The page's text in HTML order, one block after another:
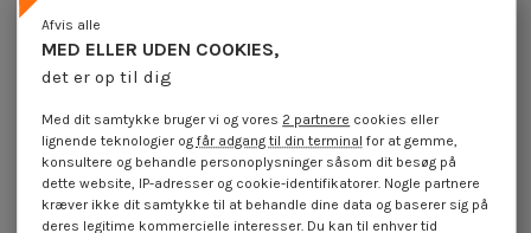
Vis m-hastighed riflet M5X20
Rustfrit stål
MED ELLER UDEN COOKIES,
det er op til dig
Afvis alle
Med dit samtykke bruger vi og vores 2 partnere cookies eller
lignende teknologier ogfår adgang til din terminal for at gemme,
konsultere og behandle personoplysninger såsom dit besøg på
dette website, IP-adresser og cookie-identifikatorer. Nogle partnere
kræver ikke dit samtykke til at behandle dine data og baserer sig på
deres legitime kommercielle interesser. Du kan til enhver tid